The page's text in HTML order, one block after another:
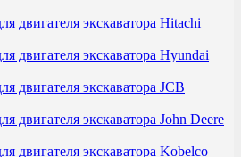
двигателя экскаватора Hitachi
двигателя экскаватора Hyundai
двигателя экскаватора JCB
двигателя экскаватора John Deere
двигателя экскаватора Kobelco